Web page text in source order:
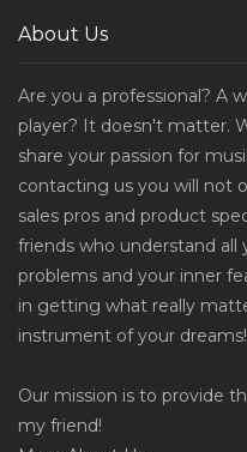
About Us
Are you a professional? A
player? It doesn't matter.
share your passion for
contacting us you will not
sales pros and product
friends who understand all
problems and your inner
in getting what really
instrument of your dreams!
Our mission is to provide
my friend!